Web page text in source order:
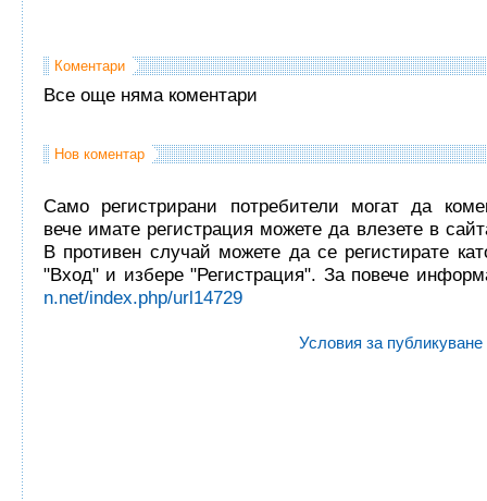
Коментари
Все още няма коментари
Нов коментар
Само регистрирани потребители могат да
вече имате регистрация можете да влезете в
В противен случай можете да се регистирате
"Вход" и избере "Регистрация". За повече
n.net/index.php/url14729
Условия за